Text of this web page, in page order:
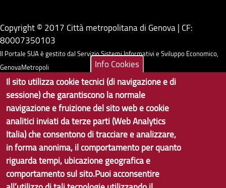
Copyright © 2017 Città metropolitana di Genova | CF:
80007350103
Il Portale SUA è gestito dal Servizio Sistemi Informativi e Sviluppo Economico,
GenovaMetropoli
Tecnologie e Accessibilità
Contatti per il sito Web
Info Cookies
Il sito utilizza cookie tecnici (di navigazione e di
sessione) che garantiscono la normale
navigazione e fruizione del sito web e cookie
analitici inviati da terze parti (Web Analytics
Italia) che consentono di tracciare e analizzare,
in forma anonima, il comportamento per quanto
riguarda tempi, ubicazione geografica e
comportamento sul sito.Puoi acconsentire